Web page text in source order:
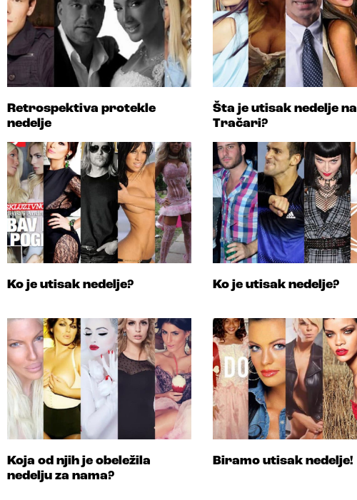
Retrospektiva protekle
nedelje
Šta je utisak nedelje na
Tračari?
Ko je utisak nedelje? Ko je utisak nedelje?
Koja od njih je obeležila
nedelju za nama?
Biramo utisak nedelje!